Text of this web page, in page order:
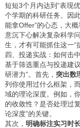
短短3个月内达到“表现
个学期的科研任务。因
能拿Offer”的心态，大
意沉下心解决复杂科学
生，才有可能抓住这一“
四、投递实战：如何击
基于筛选重点与投递建
研潜力”。首先， 突出数
列你使用过什么框架，
域的理论深度。例如，
的收敛性？是否处理过
论深度”的关键。
其次， 明确标注实习时